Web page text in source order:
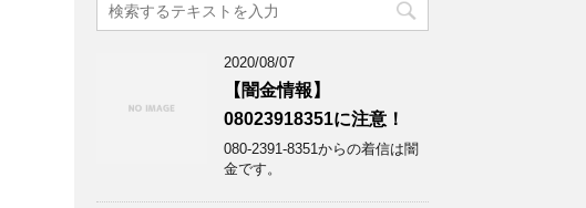
2020/08/07
【闇金情報】
08023918351に注意！
080-2391-8351からの着信は闇
金です。